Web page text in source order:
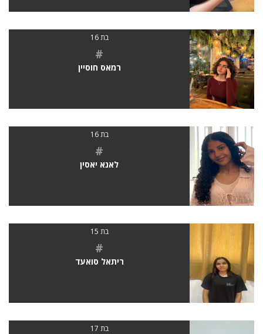
בת 16
#
רמאס חוסיין
בת 16
#
לאנא יאסין
בת 15
#
ריתאל סואעד
בת 17